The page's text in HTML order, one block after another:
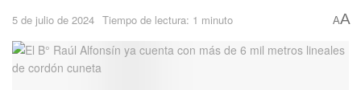
5 de julio de 2024 Tiempo de lectura: 1 minuto AA